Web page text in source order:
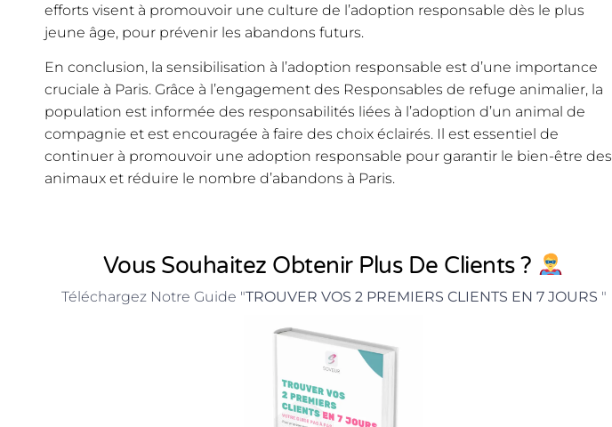
efforts visent à promouvoir une culture de l’adoption responsable dès le plus
jeune âge, pour prévenir les abandons futurs.
En conclusion, la sensibilisation à l’adoption responsable est d’une importance
cruciale à Paris. Grâce à l’engagement des Responsables de refuge animalier, la
population est informée des responsabilités liées à l’adoption d’un animal de
compagnie et est encouragée à faire des choix éclairés. Il est essentiel de
continuer à promouvoir une adoption responsable pour garantir le bien-être des
animaux et réduire le nombre d’abandons à Paris.
Vous Souhaitez Obtenir Plus De Clients ?
Téléchargez Notre Guide "TROUVER VOS 2 PREMIERS CLIENTS EN 7 JOURS "